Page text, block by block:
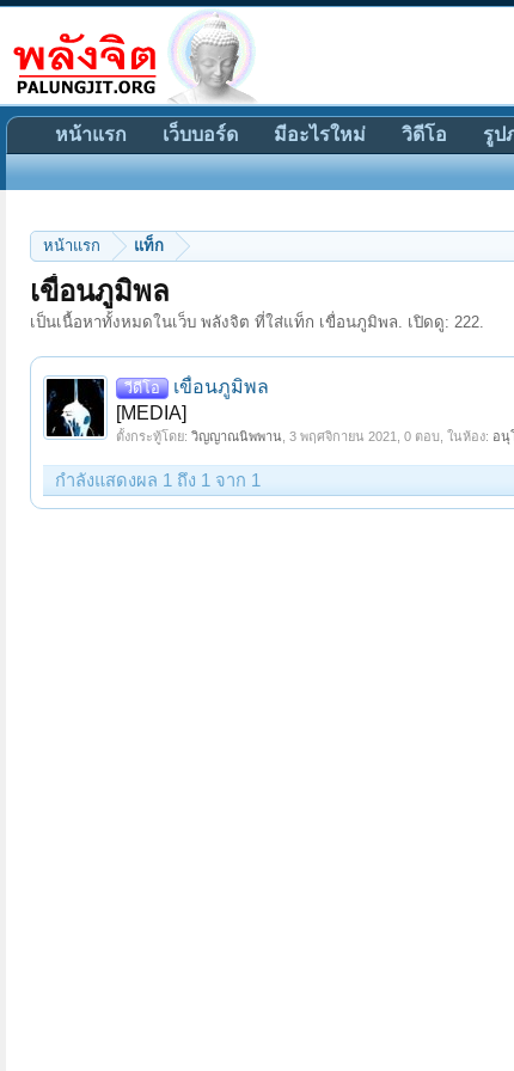
หน้าแรก แท็ก
เขื่อนภูมิพล
เป็นเนื้อหาทั้งหมดในเว็บ พลังจิต ที่ใส่แท็ก เขื่อนภูมิพล. เปิดดู: 222.
วีดีโอ
เขื่อนภูมิพล
[MEDIA]
ตั้งกระทู้โดย: วิญญาณนิพพาน 3 พฤศจิกายน 2021 , 0 ตอบ, ในห้อง: อนุ
กำลังแสดงผล 1 ถึง 1 จาก 1
หน้าแรก เว็บบอร์ด มีอะไรใหม่ วิดีโอ รูป